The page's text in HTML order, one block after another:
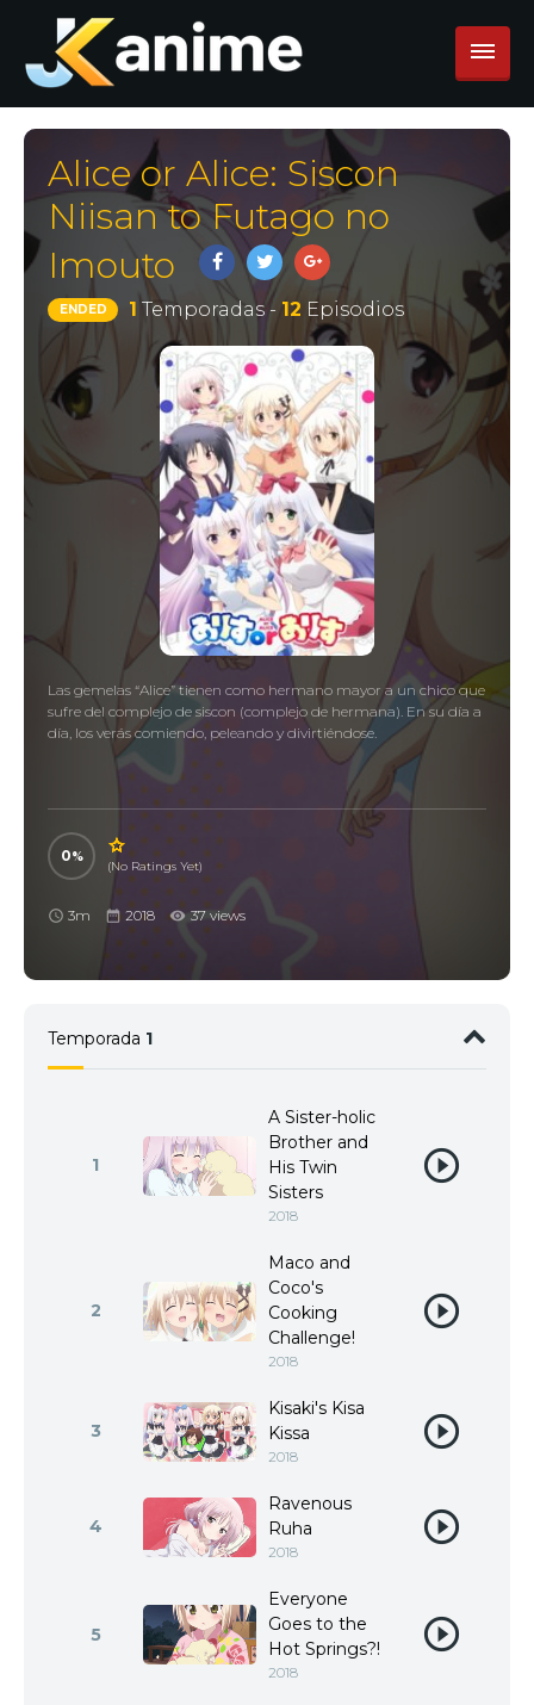
Alice or Alice: Siscon
Niisan to Futago no
Imouto
ENDED 1 Temporadas - 12 Episodios
Las gemelas “Alice” tienen como hermano mayor a un chico que
sufre del complejo de siscon (complejo de hermana). En su día a
día, los verás comiendo, peleando y divirtiéndose.
0
(No Ratings Yet)
3m 2018 37 views
Temporada 1
1
A Sister-holic
Brother and
His Twin
Sisters
2018
2
Maco and
Coco's
Cooking
Challenge!
2018
3
Kisaki's Kisa
Kissa
2018
4
Ravenous
Ruha
2018
5
Everyone
Goes to the
Hot Springs?!
2018